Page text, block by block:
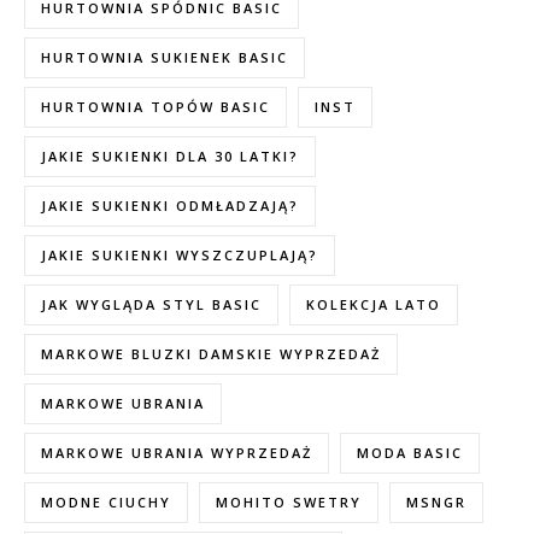
HURTOWNIA SPÓDNIC BASIC
HURTOWNIA SUKIENEK BASIC
HURTOWNIA TOPÓW BASIC INST
JAKIE SUKIENKI DLA 30 LATKI?
JAKIE SUKIENKI ODMŁADZAJĄ?
JAKIE SUKIENKI WYSZCZUPLAJĄ?
JAK WYGLĄDA STYL BASIC KOLEKCJA LATO
MARKOWE BLUZKI DAMSKIE WYPRZEDAŻ
MARKOWE UBRANIA
MARKOWE UBRANIA WYPRZEDAŻ MODA BASIC
MODNE CIUCHY MOHITO SWETRY MSNGR